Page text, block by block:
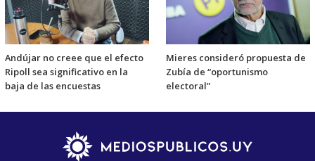
Andújar no creee que el efecto
Ripoll sea significativo en la
baja de las encuestas
Mieres consideró propuesta de
Zubía de “oportunismo
electoral”